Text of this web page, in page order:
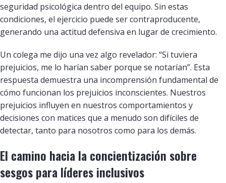
seguridad psicológica dentro del equipo. Sin estas
condiciones, el ejercicio puede ser contraproducente,
generando una actitud defensiva en lugar de crecimiento.
Un colega me dijo una vez algo revelador: “Si tuviera
prejuicios, me lo harían saber porque se notarían”. Esta
respuesta demuestra una incomprensión fundamental de
cómo funcionan los prejuicios inconscientes. Nuestros
prejuicios influyen en nuestros comportamientos y
decisiones con matices que a menudo son difíciles de
detectar, tanto para nosotros como para los demás.
El camino hacia la concientización sobre
sesgos para líderes inclusivos